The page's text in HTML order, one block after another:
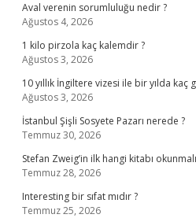
Aval verenin sorumluluğu nedir ?
Ağustos 4, 2026
1 kilo pirzola kaç kalemdir ?
Ağustos 3, 2026
10 yıllık İngiltere vizesi ile bir yılda kaç
Ağustos 3, 2026
İstanbul Şişli Sosyete Pazarı nerede ?
Temmuz 30, 2026
Stefan Zweig’in ilk hangi kitabı
Temmuz 28, 2026
Interesting bir sıfat mıdır ?
Temmuz 25, 2026